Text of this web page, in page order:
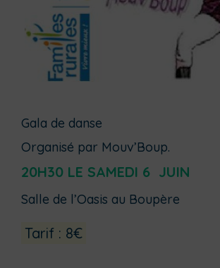
Gala de danse
Organisé par Mouv’Boup.
20H30 LE SAMEDI 6 JUIN
Salle de l’Oasis au Boupère
Tarif : 8€